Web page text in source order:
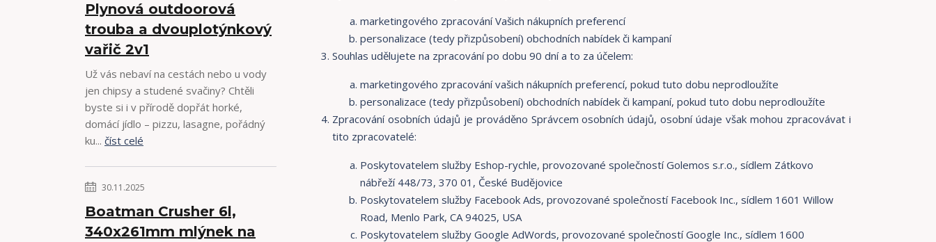
Plynová outdoorová
trouba a dvouplotýnkový
vařič 2v1
Už vás nebaví na cestách nebo u vody
jen chipsy a studené svačiny? Chtěli
byste si i v přírodě dopřát horké,
domácí jídlo – pizzu, lasagne, pořádný
ku... číst celé
30.11.2025
Boatman Crusher 6l,
340x261mm mlýnek na
marketingového zpracování Vašich nákupních preferencí
personalizace (tedy přizpůsobení) obchodních nabídek či kampaní
Souhlas udělujete na zpracování po dobu 90 dní a to za účelem:
marketingového zpracování vašich nákupních preferencí, pokud tuto dobu neprodloužíte
personalizace (tedy přizpůsobení) obchodních nabídek či kampaní, pokud tuto dobu neprodloužíte
Zpracování osobních údajů je prováděno Správcem osobních údajů, osobní údaje však mohou zpracovávat i
tito zpracovatelé:
Poskytovatelem služby Eshop-rychle, provozované společností Golemos s.r.o., sídlem Zátkovo
nábřeží 448/73, 370 01, České Budějovice
Poskytovatelem služby Facebook Ads, provozované společností Facebook Inc., sídlem 1601 Willow
Road, Menlo Park, CA 94025, USA
Poskytovatelem služby Google AdWords, provozované společností Google Inc., sídlem 1600